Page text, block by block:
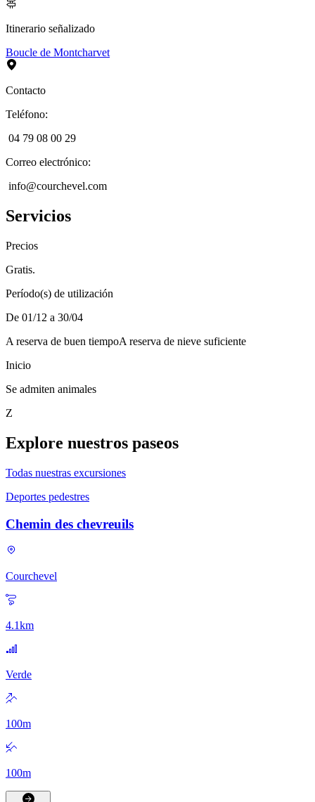
Itinerario señalizado
Boucle de Montcharvet
Contacto
Teléfono:
04 79 08 00 29
Correo electrónico:
info@courchevel.com
Servicios
Precios
Gratis.
Período(s) de utilización
De 01/12 a 30/04
A reserva de buen tiempoA reserva de nieve suficiente
Inicio
Se admiten animales
Z
Explore nuestros paseos
Todas nuestras excursiones
Deportes pedestres
Chemin des chevreuils
Courchevel
4.1km
Verde
100m
100m